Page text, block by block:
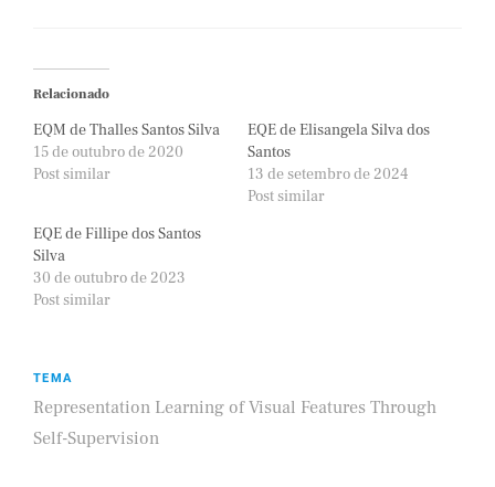
Relacionado
EQM de Thalles Santos Silva
15 de outubro de 2020
Post similar
EQE de Elisangela Silva dos
Santos
13 de setembro de 2024
Post similar
EQE de Fillipe dos Santos
Silva
30 de outubro de 2023
Post similar
TEMA
Representation Learning of Visual Features Through
Self-Supervision